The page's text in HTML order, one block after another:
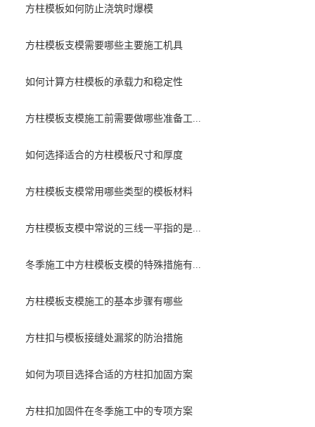
方柱模板如何防止浇筑时爆模
方柱模板支模需要哪些主要施工机具
如何计算方柱模板的承载力和稳定性
方柱模板支模施工前需要做哪些准备工...
如何选择适合的方柱模板尺寸和厚度
方柱模板支模常用哪些类型的模板材料
方柱模板支模中常说的三线一平指的是...
冬季施工中方柱模板支模的特殊措施有...
方柱模板支模施工的基本步骤有哪些
方柱扣与模板接缝处漏浆的防治措施
如何为项目选择合适的方柱扣加固方案
方柱扣加固件在冬季施工中的专项方案